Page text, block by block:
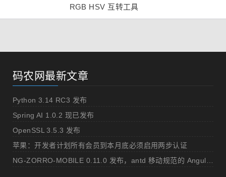
RGB HSV 互转工具
码农网最新文章
Python 3.14 RC3 发布
Spring AI 1.0.2 现已发布
OpenSSL 3.5.3 发布
苹果：开发者计划所有会员到本月底必须启用两步认证